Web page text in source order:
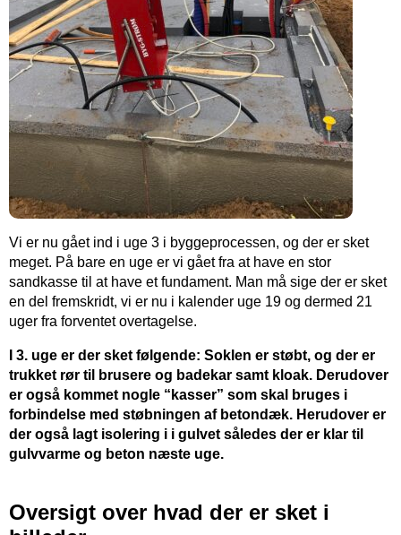
Vi er nu gået ind i uge 3 i byggeprocessen, og der er sket
meget. På bare en uge er vi gået fra at have en stor
sandkasse til at have et fundament. Man må sige der er sket
en del fremskridt, vi er nu i kalender uge 19 og dermed 21
uger fra forventet overtagelse.
I 3. uge er der sket følgende: Soklen er støbt, og der er
trukket rør til brusere og badekar samt kloak. Derudover
er også kommet nogle “kasser” som skal bruges i
forbindelse med støbningen af betondæk. Herudover er
der også lagt isolering i i gulvet således der er klar til
gulvvarme og beton næste uge.
Oversigt over hvad der er sket i